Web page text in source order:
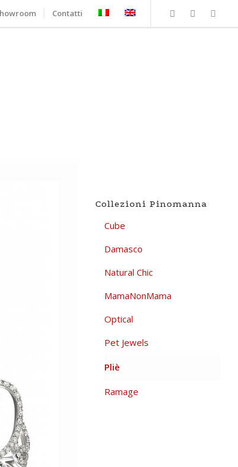
Contatti
Collezioni Pinomanna
Cube
Damasco
Natural Chic
MamaNonMama
Optical
Pet Jewels
Pliè
Ramage